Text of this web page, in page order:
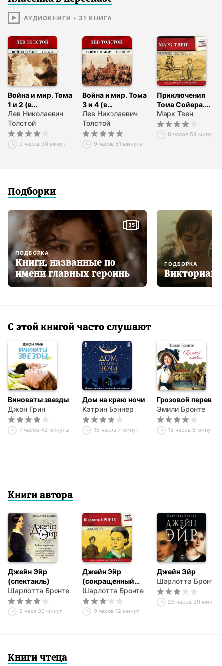
АУДИОКНИГИ • 31 КНИГА
Война и мир. Тома
1 и 2 (в
сокращении)
Лев Николаевич
Толстой
9 часов 30 минут
Война и мир. Тома
З и 4 (в
сокращении)
Лев Николаевич
Толстой
9 часов 51 минута
Приключения
Тома Сойера.
Приключения
Гекльберри
Финна
Марк Твен
8 часов 54 минуты
Подборки
35
ПОДБОРКА
Книги, названные по
имени главных героинь
ПОДБОРКА
С этой книгой часто слушают
Виноваты звезды
Джон Грин
7 часов 42 минуты
Дом на краю ночи
Кэтрин Бэннер
16 часов 7 минут
Грозовой перевал
Эмили Бронте
15 часов 6 минут
Книги автора
Джейн Эйр
(спектакль)
Шарлотта Бронте
2 часа 35 минут
Джейн Эйр
(сокращенный
пересказ)
Шарлотта Бронте
9 часов 12 минут
Джейн Эйр
Шарлотта Бронте
26 часов 39 минут
Книги чтеца